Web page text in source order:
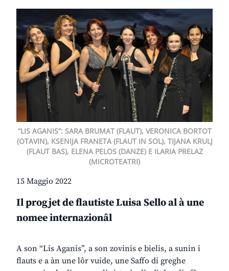
“LIS AGANIS”: SARA BRUMAT (FLAUT), VERONICA BORTOT
(OTAVIN), KSENIJA FRANETA (FLAUT IN SOL), TIJANA KRULJ
(FLAUT BAS), ELENA PELOS (DANZE) E ILARIA PRELAZ
(MICROTEATRI)
15 Maggio 2022
Il progjet de flautiste Luisa Sello al à une
nomee internazionâl
A son “Lis Aganis”, a son zovinis e bielis, a sunin i
flauts e a àn une lôr vuide, une Saffo di greghe